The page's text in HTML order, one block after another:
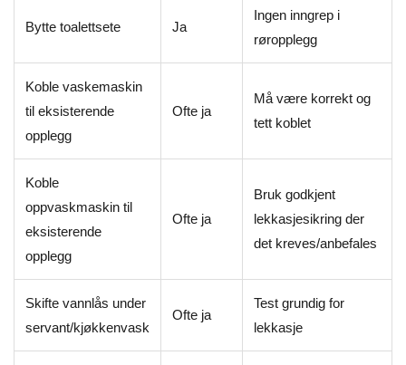
Bytte toalettsete Ja
Ingen inngrep i
røropplegg
Koble vaskemaskin
til eksisterende
opplegg
Ofte ja
Må være korrekt og
tett koblet
Koble
oppvaskmaskin til
eksisterende
opplegg
Ofte ja
Bruk godkjent
lekkasjesikring der
det kreves/anbefales
Skifte vannlås under
servant/kjøkkenvask
Ofte ja
Test grundig for
lekkasje